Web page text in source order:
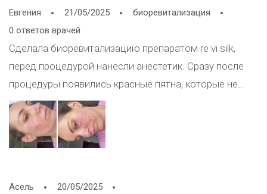
Евгения 21/05/2025
биоревитализация
0 ответов врачей
Сделала биоревитализацию препаратом re vi silk,
перед процедурой нанесли анестетик. Сразу после
процедуры появились красные пятна, которые не
прошли, хотя я выпила таблетку кларитина и на ночь
намазала адвантан. Подскажите, пожалуйста, что это
и как избавиться поскорее от красноты на лице и
Асель 20/05/2025